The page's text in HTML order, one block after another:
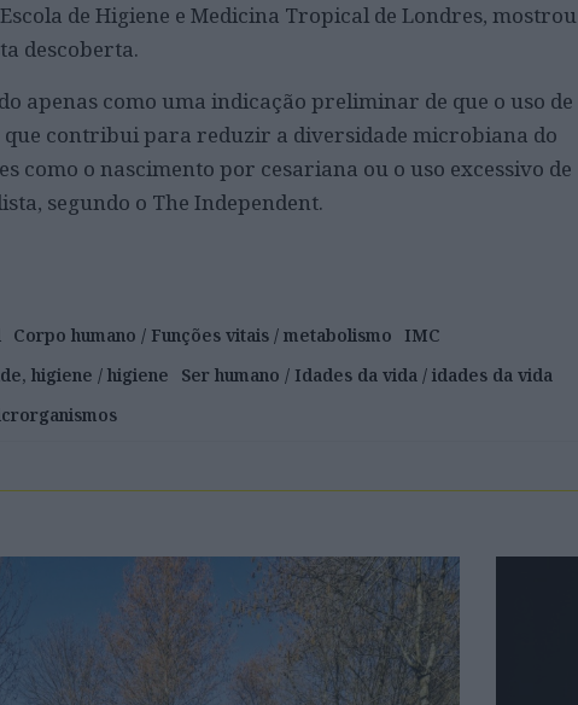
de Higiene e Medicina Tropical de Londres, mostrou
descoberta.
apenas como uma indicação preliminar de que o uso de
que contribui para reduzir a diversidade microbiana do
como o nascimento por cesariana ou o uso excessivo de
segundo o The Independent.
Corpo humano / Funções vitais / metabolismo
IMC
higiene / higiene
Ser humano / Idades da vida / idades da vida